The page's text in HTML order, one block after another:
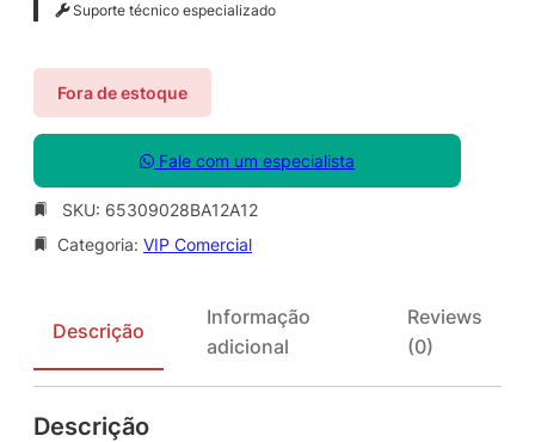
Suporte técnico especializado
Fora de estoque
Fale com um especialista
SKU: 65309028BA12A12
Categoria: VIP Comercial
Descrição
Informação
adicional
Reviews
(0)
Descrição